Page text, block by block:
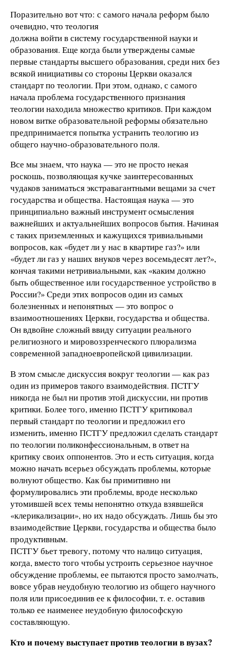
Поразительно вот что: с самого начала реформ было
очевидно, что теология
должна войти в систему государственной науки и
образования. Еще когда были утверждены самые
первые стандарты высшего образования, среди них без
всякой инициативы со стороны Церкви оказался
стандарт по теологии. При этом, однако, с самого
начала проблема государственного признания
теологии находила множество критиков. При каждом
новом витке образовательной реформы обязательно
предпринимается попытка устранить теологию из
общего научно-образовательного поля.
Все мы знаем, что наука — это не просто некая
роскошь, позволяющая кучке заинтересованных
чудаков заниматься экстравагантными вещами за счет
государства и общества. Настоящая наука — это
принципиально важный инструмент осмысления
важнейших и актуальнейших вопросов бытия. Начиная
с таких приземленных и кажущихся тривиальными
вопросов, как «будет ли у нас в квартире газ?» или
«будет ли газ у наших внуков через восемьдесят лет?»,
кончая такими нетривиальными, как «каким должно
быть общественное или государственное устройство в
России?» Среди этих вопросов один из самых
болезненных и непонятных — это вопрос о
взаимоотношениях Церкви, государства и общества.
Он вдвойне сложный ввиду ситуации реального
религиозного и мировоззренческого плюрализма
современной западноевропейской цивилизации.
В этом смысле дискуссия вокруг теологии — как раз
один из примеров такого взаимодействия. ПСТГУ
никогда не был ни против этой дискуссии, ни против
критики. Более того, именно ПСТГУ критиковал
первый стандарт по теологии и предложил его
изменить, именно ПСТГУ предложил сделать стандарт
по теологии поликонфессиональным, в ответ на
критику своих оппонентов. Это и есть ситуация, когда
можно начать всерьез обсуждать проблемы, которые
волнуют общество. Как бы примитивно ни
формулировались эти проблемы, вроде несколько
утомившей всех темы непонятно откуда взявшейся
«клерикализации», но их надо обсуждать. Лишь бы это
взаимодействие Церкви, государства и общества было
продуктивным.
ПСТГУ бьет тревогу, потому что налицо ситуация,
когда, вместо того чтобы устроить серьезное научное
обсуждение проблемы, ее пытаются просто замолчать,
вовсе убрав неудобную теологию из общего научного
поля или присоединив ее к философии, т. е. оставив
только ее наименее неудобную философскую
составляющую.
Кто и почему выступает против теологии в вузах?